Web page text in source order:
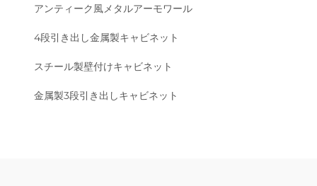
アンティーク風メタルアーモワール
4段引き出し金属製キャビネット
スチール製壁付けキャビネット
金属製3段引き出しキャビネット